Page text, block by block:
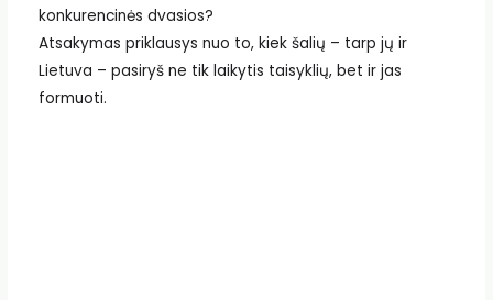
konkurencinės dvasios?
Atsakymas priklausys nuo to, kiek šalių – tarp jų ir
Lietuva – pasiryš ne tik laikytis taisyklių, bet ir jas
formuoti.